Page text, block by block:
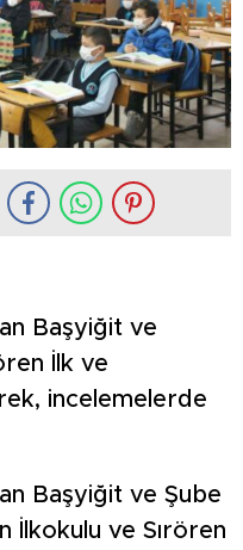
Başyiğit ve
İlk ve
incelemelerde
Başyiğit ve Şube
İlkokulu ve Sırören